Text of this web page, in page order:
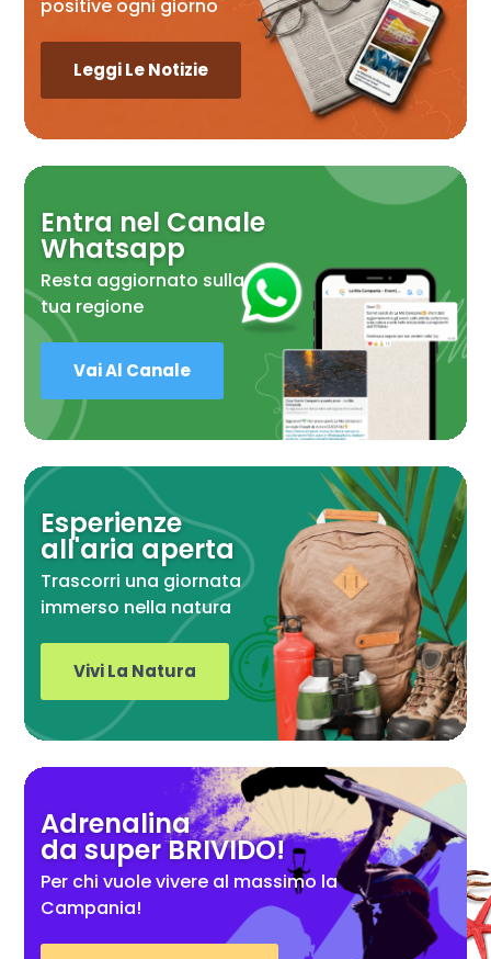
positive ogni giorno
Leggi Le Notizie
Entra nel Canale
Whatsapp
Resta aggiornato sulla
tua regione
Vai Al Canale
Esperienze
all'aria aperta
Trascorri una giornata
immerso nella natura
Vivi La Natura
Adrenalina
da super BRIVIDO!
Per chi vuole vivere al massimo la
Campania!